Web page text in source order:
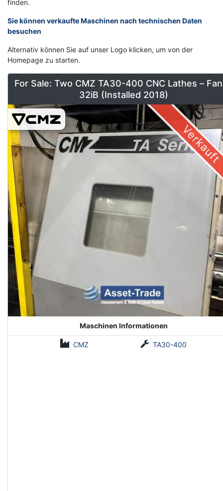
finden.
Sie können verkaufte Maschinen nach technischen Daten
besuchen
Alternativ können Sie auf unser Logo klicken, um von der
Homepage zu starten.
For Sale: Two CMZ TA30-400 CNC Lathes –
32iB (Installed 2018)
Verkauft
Maschinen Informationen
CMZ TA30-400